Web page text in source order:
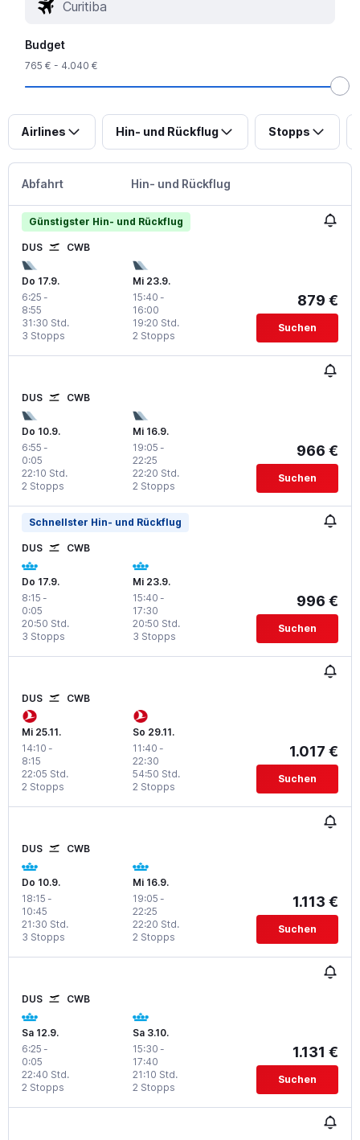
Budget
765 € - 4.040 €
Airlines Hin- und Rückflug Stopps
Abfahrt Hin- und Rückflug
Günstigster Hin- und Rückflug
DUS CWB
Do 17.9.
6:25 -
8:55
3 Stopps
31:30 Std.
Mi 23.9.
15:40 -
16:00
2 Stopps
19:20 Std.
879 €
Suchen
DUS CWB
Do 10.9.
6:55 -
0:05
2 Stopps
22:10 Std.
Mi 16.9.
19:05 -
22:25
2 Stopps
22:20 Std.
966 €
Suchen
Schnellster Hin- und Rückflug
DUS CWB
Do 17.9.
8:15 -
0:05
3 Stopps
20:50 Std.
Mi 23.9.
15:40 -
17:30
3 Stopps
20:50 Std.
996 €
Suchen
DUS CWB
Mi 25.11.
14:10 -
8:15
2 Stopps
22:05 Std.
So 29.11.
11:40 -
22:30
2 Stopps
54:50 Std.
1.017 €
Suchen
DUS CWB
Do 10.9.
18:15 -
10:45
3 Stopps
21:30 Std.
Mi 16.9.
19:05 -
22:25
2 Stopps
22:20 Std.
1.113 €
Suchen
DUS CWB
Sa 12.9.
6:25 -
0:05
2 Stopps
22:40 Std.
Sa 3.10.
15:30 -
17:40
2 Stopps
21:10 Std.
1.131 €
Suchen